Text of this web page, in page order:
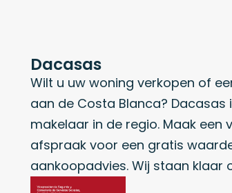
Dacasas
Wilt u uw woning verkopen of
aan de Costa Blanca?
makelaar in de regio. Maak een
afspraak voor een gratis
aankoopadvies. Wij staan klaar